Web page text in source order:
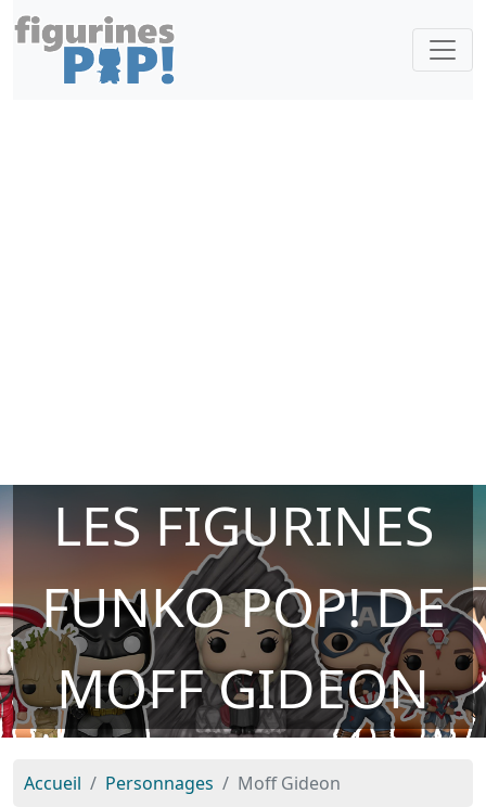
LES FIGURINES
FUNKO POP! DE
MOFF GIDEON
Accueil Personnages Moff Gideon